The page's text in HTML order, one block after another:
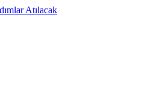
Atılacak